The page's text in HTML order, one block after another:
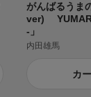
がんばるうま
ver)
-」
内田雄馬
カ